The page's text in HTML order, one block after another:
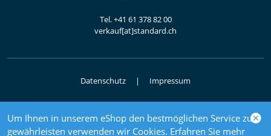
Um Ihnen in unserem eShop den bestmöglichen Service zu
gewährleisten verwenden wir Cookies. Erfahren Sie mehr
Tel.+41 61 378 82 00
verkauf[at]standard.ch
Datenschutz Impressum
© 2026 Elektrogrosshandel